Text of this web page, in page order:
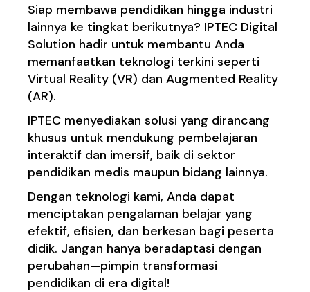
Siap membawa pendidikan hingga industri
lainnya ke tingkat berikutnya? IPTEC Digital
Solution hadir untuk membantu Anda
memanfaatkan teknologi terkini seperti
Virtual Reality (VR) dan Augmented Reality
(AR).
IPTEC menyediakan solusi yang dirancang
khusus untuk mendukung pembelajaran
interaktif dan imersif, baik di sektor
pendidikan medis maupun bidang lainnya.
Dengan teknologi kami, Anda dapat
menciptakan pengalaman belajar yang
efektif, efisien, dan berkesan bagi peserta
didik. Jangan hanya beradaptasi dengan
perubahan—pimpin transformasi
pendidikan di era digital!